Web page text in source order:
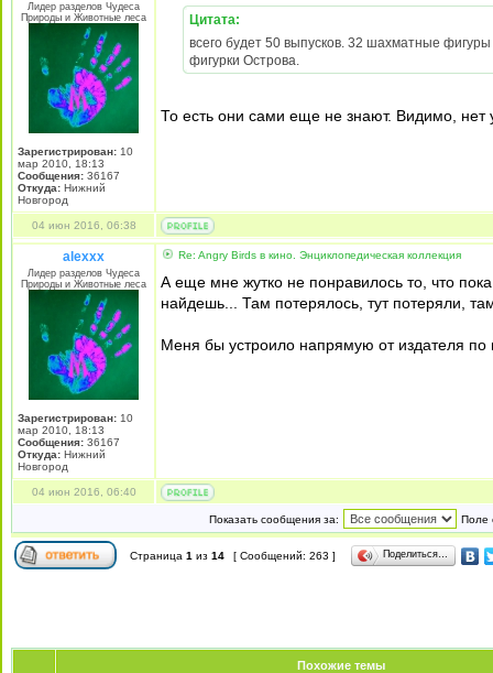
Лидер разделов Чудеса
Природы и Животные леса
Зарегистрирован: 10
мар 2010, 18:13
Сообщения: 36167
Откуда: Нижний
Новгород
Цитата:
всего будет 50 выпусков. 32 шахматные
фигурки Острова.
То есть они сами еще не знают. Видимо,
04 июн 2016, 06:38
alexxx
Лидер разделов Чудеса
Природы и Животные леса
Зарегистрирован: 10
мар 2010, 18:13
Сообщения: 36167
Откуда: Нижний
Новгород
Re: Angry Birds в кино. Энциклопедическая коллекция
А еще мне жутко не понравилось то, что
найдешь... Там потерялось, тут потеряли,
Меня бы устроило напрямую от издателя по
04 июн 2016, 06:40
Показать сообщения за: Поле
Страница 1 из 14 [ Сообщений: 263 ] Поделиться…
Похожие темы